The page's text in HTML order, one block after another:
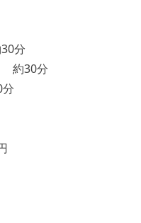
分
約30分